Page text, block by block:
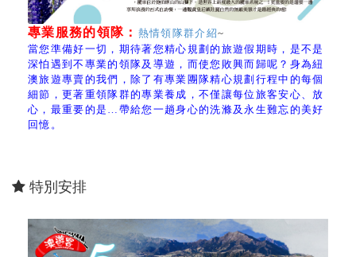
專業服務的領隊： 熱情領隊群介紹~
當您準備好一切，期待著您精心規劃的旅遊假期時，是不是
深怕遇到不專業的領隊及導遊，而使您敗興而歸呢？身為紐
澳旅遊專賣的我們，除了有專業團隊精心規劃行程中的每個
細節，更著重領隊群的專業養成，不僅讓每位旅客安心、放
心，最重要的是…帶給您一趟身心的洗滌及永生難忘的美好
回憶。
特別安排